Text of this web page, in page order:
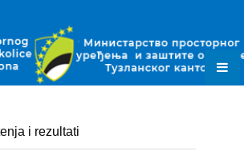
i rezultati